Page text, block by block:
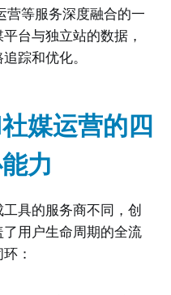
营等服务深度融合的一
台与独立站的数据，
踪和优化。
媒运营的四
力
具的服务商不同，创
用户生命周期的全流
：